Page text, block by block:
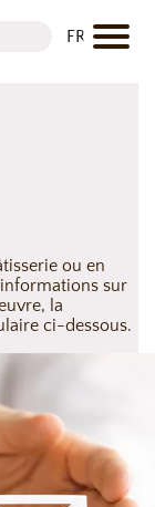
ou en
sur
la
ci-dessous.